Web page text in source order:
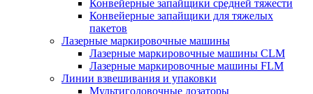
Конвейерные запайщики средней тяжести
Конвейерные запайщики для тяжелых
пакетов
Лазерные маркировочные машины
Лазерные маркировочные машины CLM
Лазерные маркировочные машины FLM
Линии взвешивания и упаковки
Мультиголовочные дозаторы